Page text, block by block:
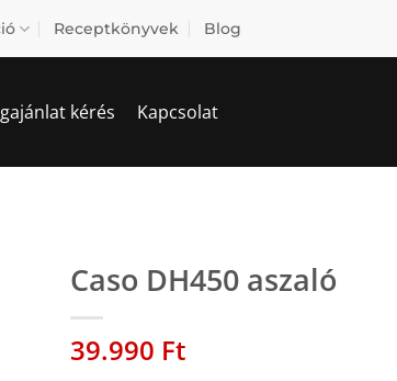
Receptkönyvek Blog
kérés Kapcsolat
Caso DH450 aszaló
39.990 Ft